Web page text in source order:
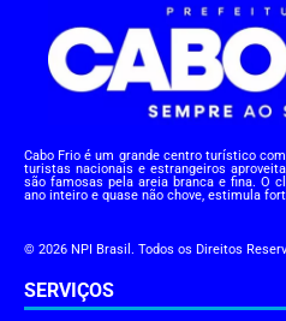
Cabo Frio é um grande centro turístico
turistas nacionais e estrangeiros
são famosas pela areia branca e fina. O
ano inteiro e quase não chove, estimula
© 2026 NPI Brasil. Todos os Direitos
SERVIÇOS